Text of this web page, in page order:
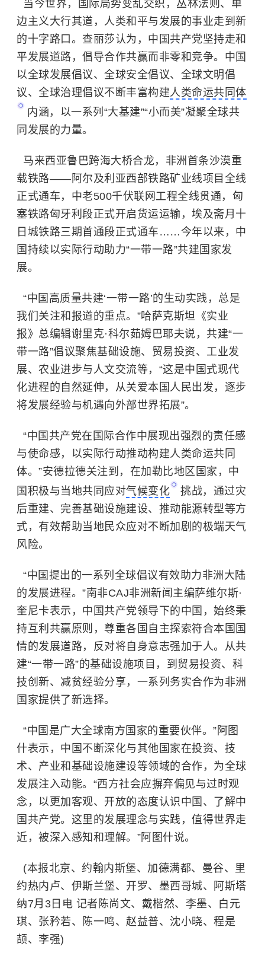
当今世界，国际局势变乱交织，丛林法则、单
边主义大行其道，人类和平与发展的事业走到新
的十字路口。查丽莎认为，中国共产党坚持走和
平发展道路，倡导合作共赢而非零和竞争。中国
以全球发展倡议、全球安全倡议、全球文明倡
议、全球治理倡议不断丰富构建人类命运共同体
内涵，以一系列“大基建”“小而美”凝聚全球共
同发展的力量。
马来西亚鲁巴跨海大桥合龙，非洲首条沙漠重
载铁路——阿尔及利亚西部铁路矿业线项目全线
正式通车，中老500千伏联网工程全线贯通，匈
塞铁路匈牙利段正式开启货运运输，埃及斋月十
日城铁路三期首通段正式通车……今年以来，中
国持续以实际行动助力“一带一路”共建国家发
展。
“中国高质量共建‘一带一路’的生动实践，总是
我们关注和报道的重点。”哈萨克斯坦 《实业
报》总编辑谢里克·科尔茹姆巴耶夫说，共建“一
带一路”倡议聚焦基础设施、贸易投资、工业发
展、农业进步与人文交流等，“这是中国式现代
化进程的自然延伸，从关爱本国人民出发，逐步
将发展经验与机遇向外部世界拓展”。
“中国共产党在国际合作中展现出强烈的责任感
与使命感，以实际行动推动构建人类命运共同
体。”安德拉德关注到，在加勒比地区国家，中
国积极与当地共同应对气候变化
挑战，通过灾
后重建、完善基础设施建设、推动能源转型等方
式，有效帮助当地民众应对不断加剧的极端天气
风险。
“中国提出的一系列全球倡议有效助力非洲大陆
的发展进程。”南非CAJ非洲新闻主编萨维尔斯·
奎尼卡表示，中国共产党领导下的中国，始终秉
持互利共赢原则，尊重各国自主探索符合本国国
情的发展道路，反对将自身意志强加于人。从共
建“一带一路”的基础设施项目，到贸易投资、科
技创新、减贫经验分享，一系列务实合作为非洲
国家提供了新选择。
“中国是广大全球南方国家的重要伙伴。”阿图
什表示，中国不断深化与其他国家在投资、技
术、产业和基础设施建设等领域的合作，为全球
发展注入动能。“西方社会应摒弃偏见与过时观
念，以更加客观、开放的态度认识中国、了解中
国共产党。这里的发展理念与实践，值得世界走
近，被深入感知和理解。”阿图什说。
(本报北京、约翰内斯堡、加德满都、曼谷、里
约热内卢、伊斯兰堡、开罗、墨西哥城、阿斯塔
纳7月3日电 记者陈尚文、戴楷然、李墨、白元
琪、张矜若、陈一鸣、赵益普、沈小晓、程是
颉、李强)